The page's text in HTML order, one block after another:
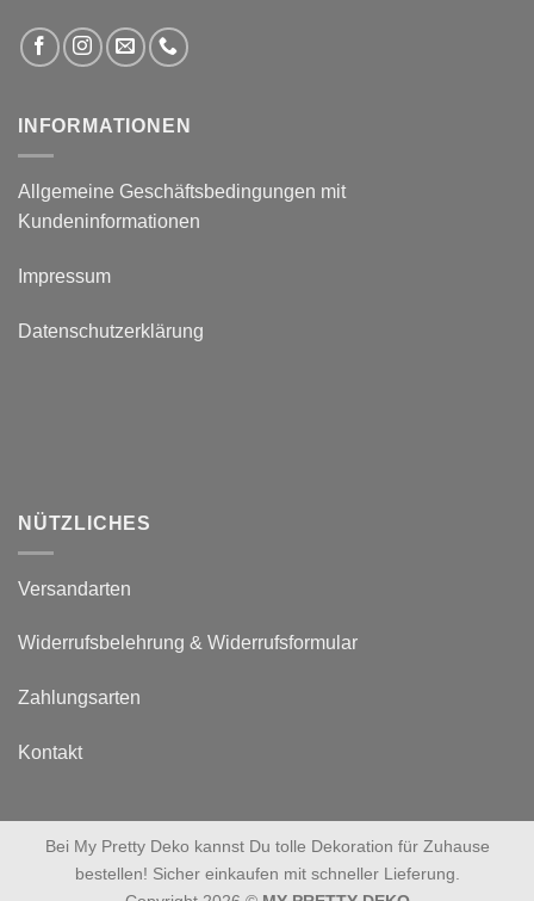
INFORMATIONEN
Allgemeine Geschäftsbedingungen mit
Kundeninformationen
Impressum
Datenschutzerklärung
NÜTZLICHES
Versandarten
Widerrufsbelehrung & Widerrufsformular
Zahlungsarten
Kontakt
Bei My Pretty Deko kannst Du tolle Dekoration für Zuhause
bestellen! Sicher einkaufen mit schneller Lieferung.